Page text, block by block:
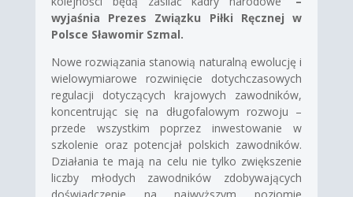
wyjaśnia Prezes Związku Piłki Ręcznej w
Polsce Sławomir Szmal.
Nowe rozwiązania stanowią naturalną ewolucję i
wielowymiarowe rozwinięcie dotychczasowych
regulacji dotyczących krajowych zawodników,
koncentrując się na długofalowym rozwoju –
przede wszystkim poprzez inwestowanie w
szkolenie oraz potencjał polskich zawodników.
Działania te mają na celu nie tylko zwiększenie
liczby młodych zawodników zdobywających